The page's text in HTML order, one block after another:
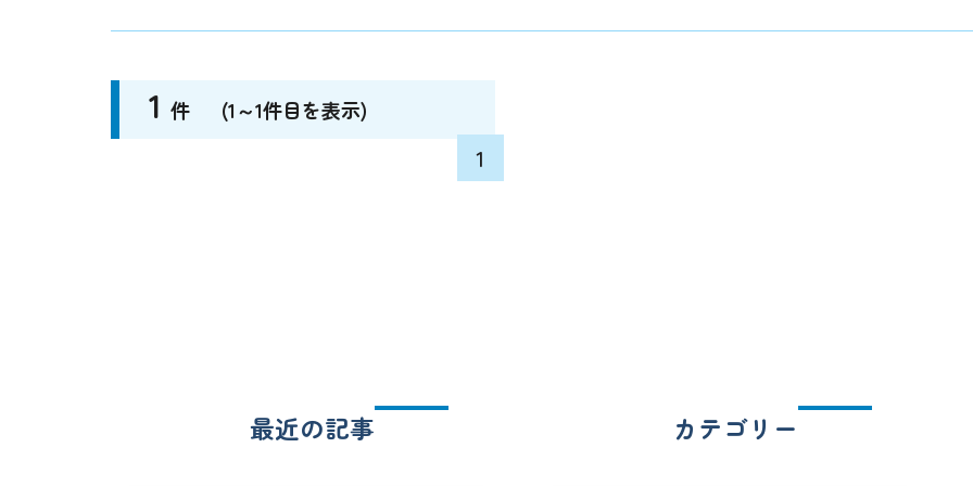
1 件 (1～1件目を表示)
1
1 件 (1～1件目を表示)
最近の記事 カテゴリー